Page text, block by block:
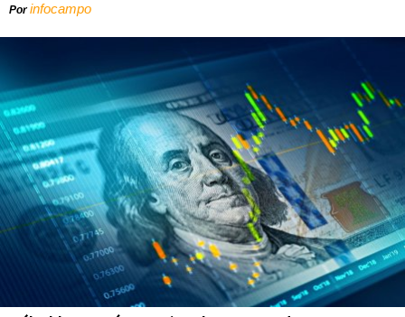
Porinfocampo